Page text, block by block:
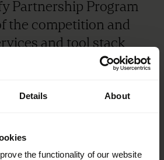
Details About
the functionality of our website
Partnership Program
the competition and
and tool stack
benefits.